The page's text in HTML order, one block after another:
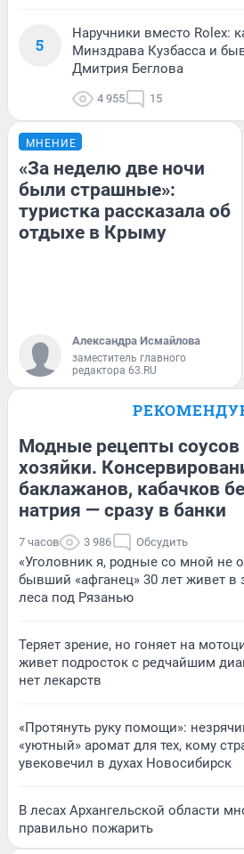
5
Наручники вместо Rolex:
Минздрава Кузбасса и
Дмитрия Беглова
4 955 15
МНЕНИЕ
«За неделю две ночи
были страшные»:
туристка рассказала об
отдыхе в Крыму
Александра Исмайлова
заместитель главного
редактора 63.RU
Модные рецепты соусов
хозяйки.
баклажанов, кабачков
натрия — сразу в банки
7 часов 3 986 Обсудить
«Уголовник я, родные со мной не
бывший «афганец» 30 лет живет в
леса под Рязанью
Теряет зрение, но гоняет на
живет подросток с редчайшим
нет лекарств
«Протянуть руку помощи»:
«уютный» аромат для тех, кому
увековечил в духах Новосибирск
В лесах Архангельской области
правильно пожарить